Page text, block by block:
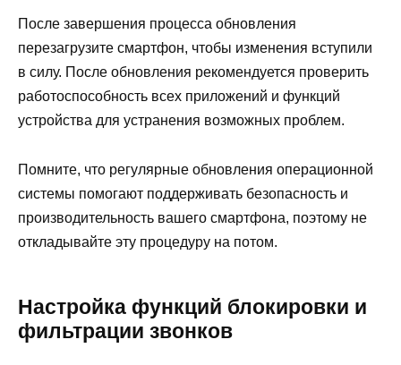
После завершения процесса обновления
перезагрузите смартфон, чтобы изменения вступили
в силу. После обновления рекомендуется проверить
работоспособность всех приложений и функций
устройства для устранения возможных проблем.
Помните, что регулярные обновления операционной
системы помогают поддерживать безопасность и
производительность вашего смартфона, поэтому не
откладывайте эту процедуру на потом.
Настройка функций блокировки и
фильтрации звонков